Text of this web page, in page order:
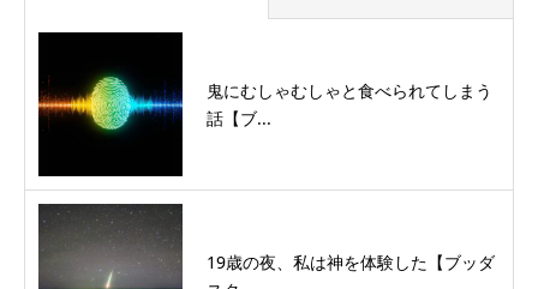
鬼にむしゃむしゃと食べられてしまう
話【ブ...
19歳の夜、私は神を体験した【ブッダ